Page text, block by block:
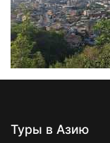
Туры в Азию